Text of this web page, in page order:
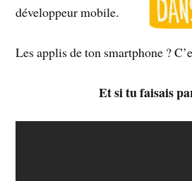
développeur mobile.
Les applis de ton smartphone ?
Et si tu faisais